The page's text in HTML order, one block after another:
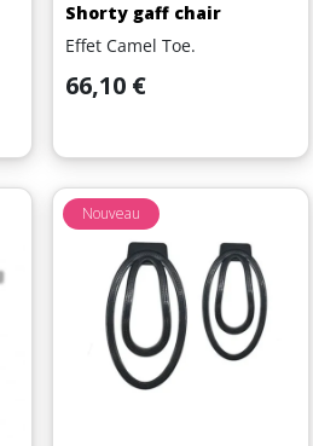
Shorty gaff chair
Effet Camel Toe.
Prix
66,10 €
Nouveau